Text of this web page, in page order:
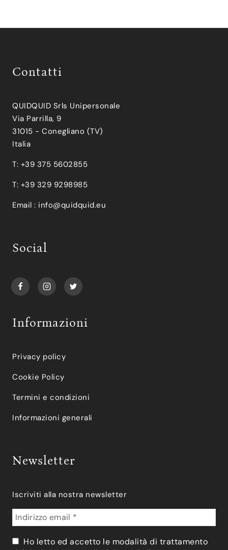
Contatti
QUIDQUID Srls Unipersonale
Via Parrilla, 9
31015 - Conegliano (TV)
Italia
T: +39 375 5602855
T: +39 329 9298985
Email : info@quidquid.eu
Social
Informazioni
Privacy policy
Cookie Policy
Termini e condizioni
Informazioni generali
Newsletter
Iscriviti alla nostra newsletter
Ho letto ed accetto le modalità di trattamento